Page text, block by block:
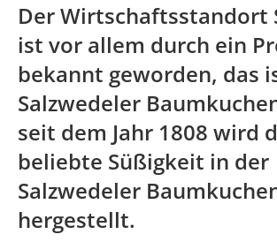
Der Wirtschaftsstandort
ist vor allem durch ein
bekannt geworden, das
Salzwedeler
seit dem Jahr 1808 wird
beliebte Süßigkeit in der
Salzwedeler
hergestellt.